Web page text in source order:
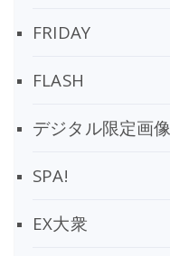
FRIDAY
FLASH
デジタル限定画像
SPA!
EX大衆